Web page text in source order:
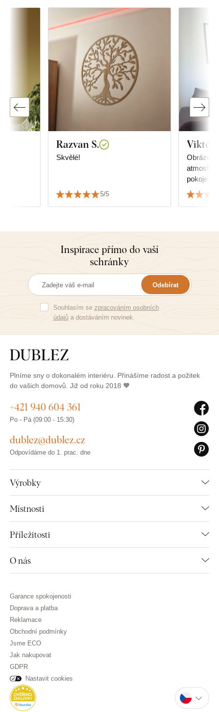
Razvan S.
Skvělé!
5/5
Obrázek
pokoje,
Jsem
i
Inspirace přímo do vaší
schránky
Odebírat
Souhlasím se zpracováním osobních
údajůa dostáváním novinek.
Plníme sny o dokonalém interiéru. Přinášíme radost a požitek
do vašich domovů. Již od roku 2018 🧡
Výrobky
Místnosti
Příležitosti
O nás
+421 940 604 361
Po - Pá (09:00 - 15:30)
dublez@dublez.cz
Odpovídáme do 1. prac. dne
Garance spokojenosti
Doprava a platba
Reklamace
Obchodní podmínky
Jsme ECO
Jak nakupovat
GDPR
Nastavit cookies